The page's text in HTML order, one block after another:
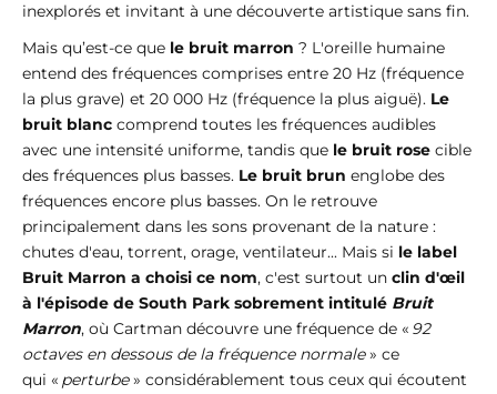
inexplorés et invitant à une découverte artistique sans fin.
Mais qu’est-ce que le bruit marron ? L'oreille humaine
entend des fréquences comprises entre 20 Hz (fréquence
la plus grave) et 20 000 Hz (fréquence la plus aiguë). Le
bruit blanc comprend toutes les fréquences audibles
avec une intensité uniforme, tandis que le bruit rose cible
des fréquences plus basses. Le bruit brun englobe des
fréquences encore plus basses. On le retrouve
principalement dans les sons provenant de la nature :
chutes d'eau, torrent, orage, ventilateur... Mais si le label
Bruit Marron a choisi ce nom, c'est surtout un clin d'œil
à l'épisode de South Park sobrement intitulé Bruit
Marron, où Cartman découvre une fréquence de « 92
octaves en dessous de la fréquence normale» ce
qui « perturbe» considérablement tous ceux qui écoutent